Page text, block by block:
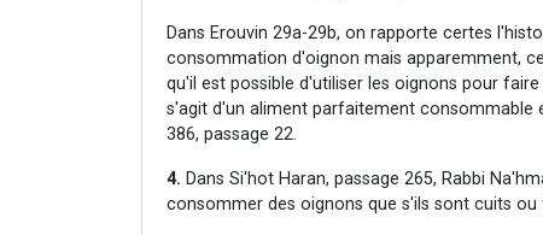
Dans Erouvin 29a-29b, on rapporte certes
consommation d'oignon mais apparemment,
qu'il est possible d'utiliser les oignons pour
s'agit d'un aliment parfaitement consommable
386, passage 22.
4. Dans Si'hot Haran, passage 265, Rabbi
consommer des oignons que s'ils sont cuits ou